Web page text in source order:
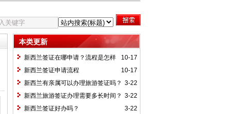
本类更新
10-17
新西兰签证在哪申请？流程是怎样
的？
10-17
新西兰签证申请流程
3-22
新西兰有亲属可以办理旅游签证吗？
3-22
新西兰旅游签证办理需要多长时间？
3-22
新西兰签证好办吗？